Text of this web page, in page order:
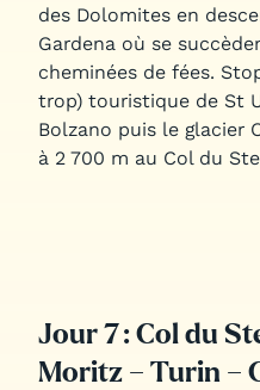
des Dolomites en
Gardena où se
cheminées de fées.
trop) touristique de St
Bolzano puis le glacier
à 2 700 m au Col du
Jour 7 : Col du
Moritz – Turin –